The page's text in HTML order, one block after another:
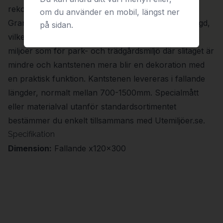
rekommenderas istället fasad kantsten).
Granitkantsten har hög hållfasthet och lång livslängd,
vilket gör den väl lämpad för såväl hårt trafikerade
miljöer som för park- och trädgårdsmiljö där slitaget är
mindre och kantstenen mera blir en dekoration med
en praktisk funktion. Kantstenen levereras i fallande
längder, normalt mellan 700-1500mm. Specialmått
eller materialval utanför standardsortimentet
bestämmer du enkelt tillsammans med Utemiljöer.se.
Specifikation
Dimension: Fallande x120x300
om du använder en mobil, längst ner
på sidan.